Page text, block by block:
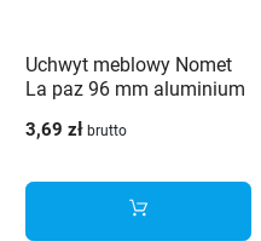
Uchwyt meblowy Nomet
La paz 96 mm aluminium
3,69 zł brutto